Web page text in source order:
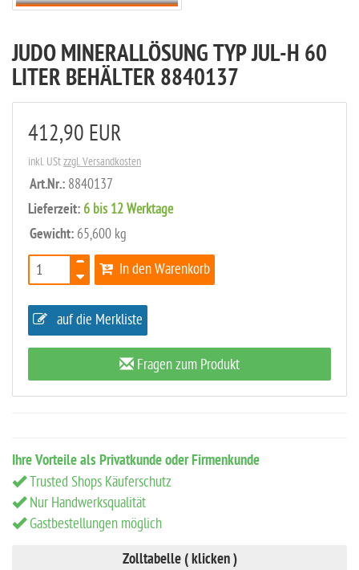
JUDO MINERALLÖSUNG TYP JUL-H 60
LITER BEHÄLTER 8840137
412,90 EUR
inkl. UStzzgl. Versandkosten
Art.Nr.: 8840137
Lieferzeit: 6 bis 12 Werktage
Gewicht: 65,600 kg
In den Warenkorb
auf die Merkliste
Fragen zum Produkt
Ihre Vorteile als Privatkunde oder Firmenkunde
Trusted Shops Käuferschutz
Nur Handwerksqualität
Gastbestellungen möglich
Zolltabelle ( klicken )